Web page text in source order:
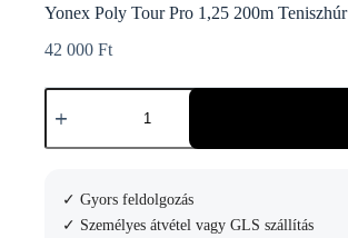
Yonex Poly Tour Pro 1,25 200m Teniszhúr
42 000 Ft
Yonex
Poly
Pro
200m
Teniszhúr
mennyiség
✓ Gyors feldolgozás
✓ Személyes átvétel vagy GLS szállítás